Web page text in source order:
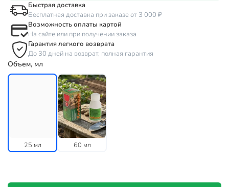
Быстрая доставка
Бесплатная доставка при заказе от 3 000 ₽
Возможность оплаты картой
На сайте или при получении заказа
Гарантия легкого возврата
До 30 дней на возврат, полная гарантия
Объем, мл
25 мл 60 мл